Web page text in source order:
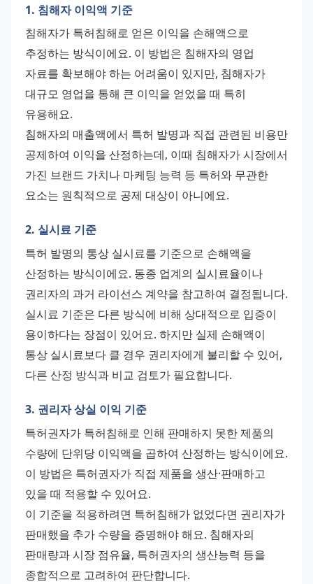
1. 침해자 이익액 기준
침해자가 특허침해로 얻은 이익을 손해액으로
추정하는 방식이에요. 이 방법은 침해자의 영업
자료를 확보해야 하는 어려움이 있지만, 침해자가
대규모 영업을 통해 큰 이익을 얻었을 때 특히
유용해요.
침해자의 매출액에서 특허 발명과 직접 관련된 비용만
공제하여 이익을 산정하는데, 이때 침해자가 시장에서
가진 브랜드 가치나 마케팅 능력 등 특허와 무관한
요소는 원칙적으로 공제 대상이 아니에요.
2. 실시료 기준
특허 발명의 통상 실시료를 기준으로 손해액을
산정하는 방식이에요. 동종 업계의 실시료율이나
실시료 기준은 다른 방식에 비해 상대적으로 입증이
용이하다는 장점이 있어요. 하지만 실제 손해액이
통상 실시료보다 클 경우 권리자에게 불리할 수 있어,
다른 산정 방식과 비교 검토가 필요합니다.
3. 권리자 상실 이익 기준
특허권자가 특허침해로 인해 판매하지 못한 제품의
수량에 단위당 이익액을 곱하여 산정하는 방식이에요.
이 방법은 특허권자가 직접 제품을 생산·판매하고
있을 때 적용할 수 있어요.
이 기준을 적용하려면 특허침해가 없었다면 권리자가
판매했을 추가 수량을 증명해야 해요. 침해자의
판매량과 시장 점유율, 특허권자의 생산능력 등을
종합적으로 고려하여 판단합니다.